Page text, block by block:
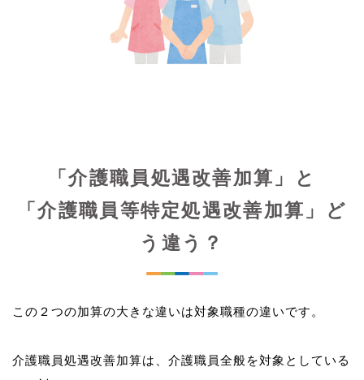
「介護職員処遇改善加算」と
「介護職員等特定処遇改善加算」ど
う違う？
この２つの加算の大きな違いは対象職種の違いです。
介護職員処遇改善加算は、介護職員全般を対象としている